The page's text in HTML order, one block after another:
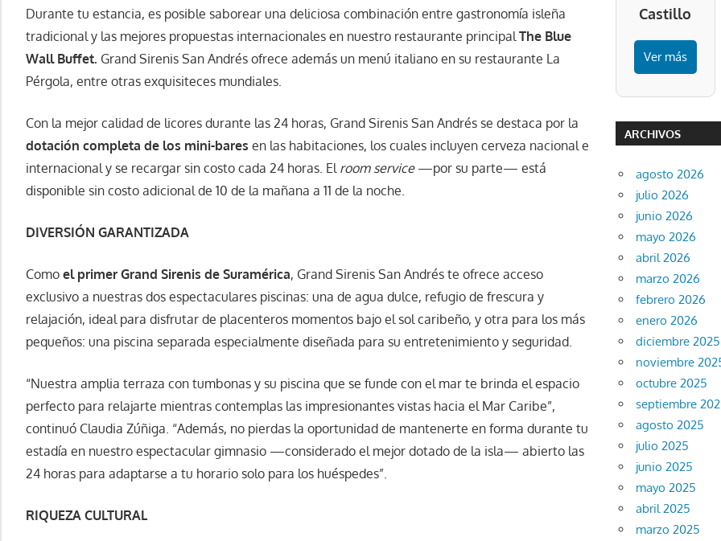
Durante tu estancia, es posible saborear una deliciosa combinación entre gastronomía isleña
tradicional y las mejores propuestas internacionales en nuestro restaurante principalThe Blue
Wall Buffet. Grand Sirenis San Andrés ofrece además un menú italiano en su restaurante La
Pérgola, entre otras exquisiteces mundiales.
Con la mejor calidad de licores durante las 24 horas, Grand Sirenis San Andrés se destaca por la
dotación completa de los mini-bares en las habitaciones, los cuales incluyen cerveza nacional e
internacional y se recargar sin costo cada 24 horas. El room service—por su parte— está
disponible sin costo adicional de 10 de la mañana a 11 de la noche.
DIVERSIÓN GARANTIZADA
Como el primer Grand Sirenis de Suramérica, Grand Sirenis San Andrés te ofrece acceso
exclusivo a nuestras dos espectaculares piscinas: una de agua dulce, refugio de frescura y
relajación, ideal para disfrutar de placenteros momentos bajo el sol caribeño, y otra para los más
pequeños: una piscina separada especialmente diseñada para su entretenimiento y seguridad.
“Nuestra amplia terraza con tumbonas y su piscina que se funde con el mar te brinda el espacio
perfecto para relajarte mientras contemplas las impresionantes vistas hacia el Mar Caribe”,
continuó Claudia Zúñiga. “Además, no pierdas la oportunidad de mantenerte en forma durante tu
estadía en nuestro espectacular gimnasio —considerado el mejor dotado de la isla— abierto las
24 horas para adaptarse a tu horario solo para los huéspedes”.
RIQUEZA CULTURAL
Castillo
Ver más
ARCHIVOS
agosto 2026
julio 2026
junio 2026
mayo 2026
abril 2026
marzo 2026
febrero 2026
enero 2026
diciembre 2025
noviembre
octubre 2025
septiembre
agosto 2025
julio 2025
junio 2025
mayo 2025
abril 2025
marzo 2025